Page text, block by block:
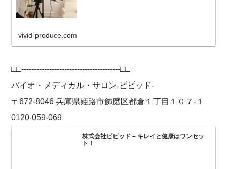
vivid-produce.com
□□---------------------------------------□□
バイオ・メディカル・サロン-ビビッド-
〒672-8046 兵庫県姫路市飾磨区都倉１丁目１０７-１
0120-059-069
株式会社ビビッド – キレイと健康はワンセッ
ト！